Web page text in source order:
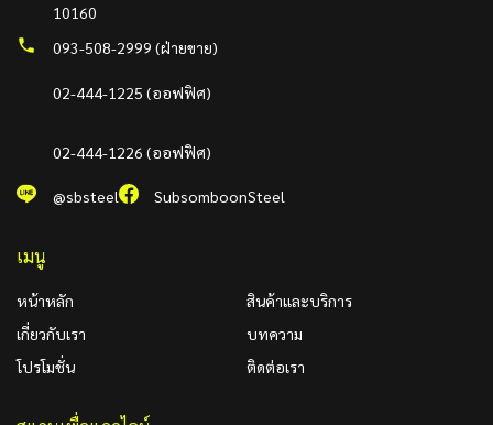
10160
093-508-2999 (ฝ่ายขาย)
02-444-1225 (ออฟฟิศ)
02-444-1226 (ออฟฟิศ)
@sbsteel SubsomboonSteel
เมนู
หน้าหลัก
เกี่ยวกับเรา
โปรโมชั่น
สินค้าและบริการ
บทความ
ติดต่อเรา